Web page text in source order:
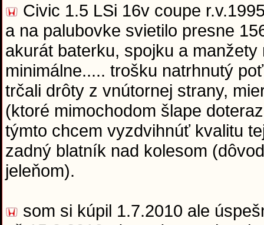
Civic 1.5 LSi 16v coupe
a na palubovke svietilo presne
akurát baterku, spojku a
minimálne..... trošku natrhnutý
trčali drôty z vnútornej strany,
(ktoré mimochodom šlape
týmto chcem vyzdvihnúť kvalitu
zadný blatník nad kolesom
jeleňom).
som si kúpil 1.7.2010 ale